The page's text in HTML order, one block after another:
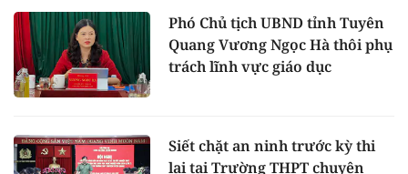
Phó Chủ tịch UBND tỉnh Tuyên
Quang Vương Ngọc Hà thôi phụ
trách lĩnh vực giáo dục
Siết chặt an ninh trước kỳ thi
lại tại Trường THPT chuyên